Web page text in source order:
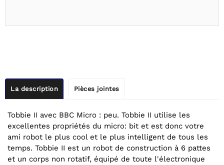
La description Pièces jointes
Tobbie II avec BBC Micro : peu. Tobbie II utilise les
excellentes propriétés du micro: bit et est donc votre
ami robot le plus cool et le plus intelligent de tous les
temps. Tobbie II est un robot de construction à 6 pattes
et un corps non rotatif, équipé de toute l'électronique